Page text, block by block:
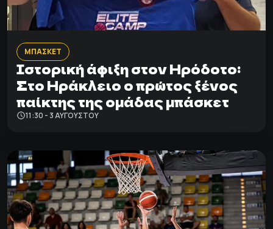
ΜΠΑΣΚΕΤ
Ιστορική άφιξη στον Ηρόδοτο:
Στο Ηράκλειο ο πρώτος ξένος
παίκτης της ομάδας μπάσκετ
11:30 - 3 ΑΥΓΟΎΣΤΟΥ